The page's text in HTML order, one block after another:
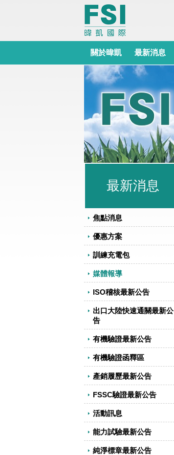
關於暐凱 最新消息
最新消息
焦點消息
優惠方案
訓練充電包
媒體報導
ISO稽核最新公告
出口大陸快速通關最新公
告
有機驗證最新公告
有機驗證函釋區
產銷履歷最新公告
FSSC驗證最新公告
活動訊息
能力試驗最新公告
純淨標章最新公告